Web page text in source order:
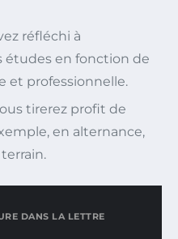
réfléchi à
études en fonction de
et professionnelle.
tirerez profit de
en alternance,
DANS LA LETTRE